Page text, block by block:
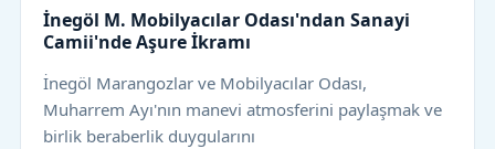
İnegöl M. Mobilyacılar Odası'ndan Sanayi
Camii'nde Aşure İkramı
İnegöl Marangozlar ve Mobilyacılar Odası,
Muharrem Ayı'nın manevi atmosferini paylaşmak ve
birlik beraberlik duygularını